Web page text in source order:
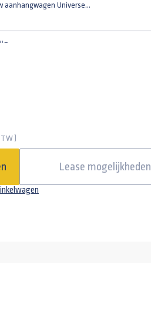
Steunpoot voor uw aanhangwagen Universeel (set)
4 meter kabel
400x380x295mm
)
Lease mogelijkheden